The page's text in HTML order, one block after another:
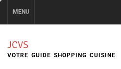
content
MENU
JCVS
VOTRE GUIDE SHOPPING CUISINE